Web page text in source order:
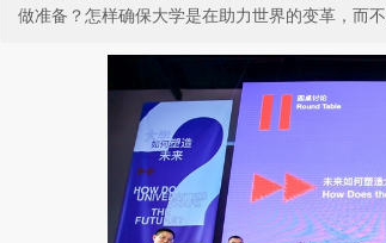
做准备？怎样确保大学是在助力世界的变革，而